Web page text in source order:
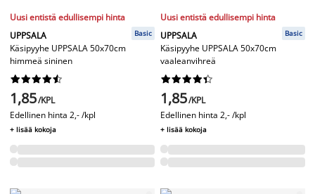
Uusi entistä edullisempi hinta
UPPSALA
Käsipyyhe UPPSALA 50x70cm
himmeä sininen
Basic






1,85/KPL
Edellinen hinta 2,- /kpl
+ lisää kokoja
Uusi entistä edullisempi hinta
UPPSALA
Käsipyyhe UPPSALA 50x70cm
vaaleanvihreä
Basic






1,85/KPL
Edellinen hinta 2,- /kpl
+ lisää kokoja